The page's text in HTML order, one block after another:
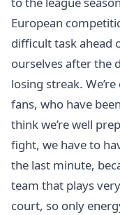
European
difficult task ahead
ourselves after the
losing streak.
fans, who have
think we’re well
fight, we have to
the last minute,
team that plays
court, so only